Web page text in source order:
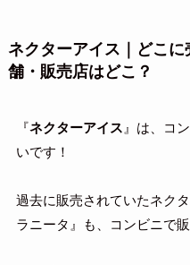
ネクターアイス｜どこ
舗・販売店はどこ？
『ネクターアイス 』は、コ
いです！
過去に販売されていたネク
ラニータ』も、コンビニで